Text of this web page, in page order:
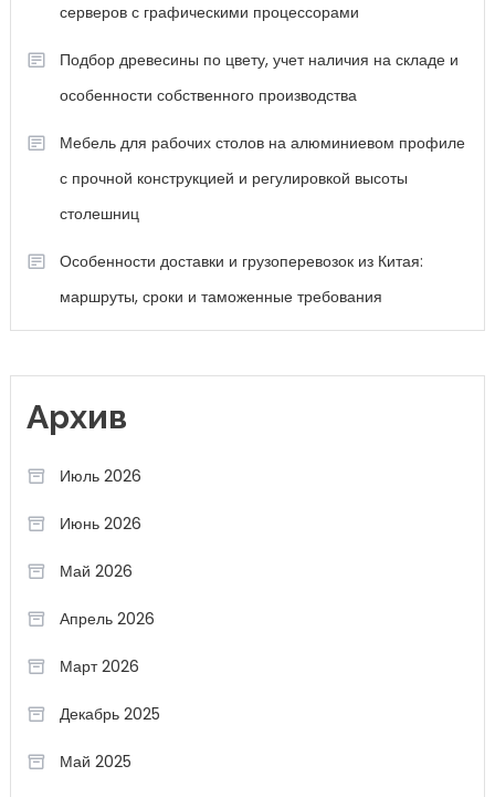
серверов с графическими процессорами
Подбор древесины по цвету, учет наличия на складе и
особенности собственного производства
Мебель для рабочих столов на алюминиевом профиле
с прочной конструкцией и регулировкой высоты
столешниц
Особенности доставки и грузоперевозок из Китая:
маршруты, сроки и таможенные требования
Архив
Июль 2026
Июнь 2026
Май 2026
Апрель 2026
Март 2026
Декабрь 2025
Май 2025